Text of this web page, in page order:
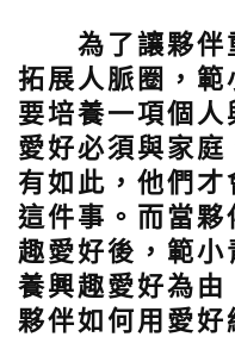
為了讓夥伴重
拓展人脈圈，
要培養一項個
愛好必須與家
有如此，他們
這件事。而當
趣愛好後，範
養興趣愛好為
夥伴如何用愛好